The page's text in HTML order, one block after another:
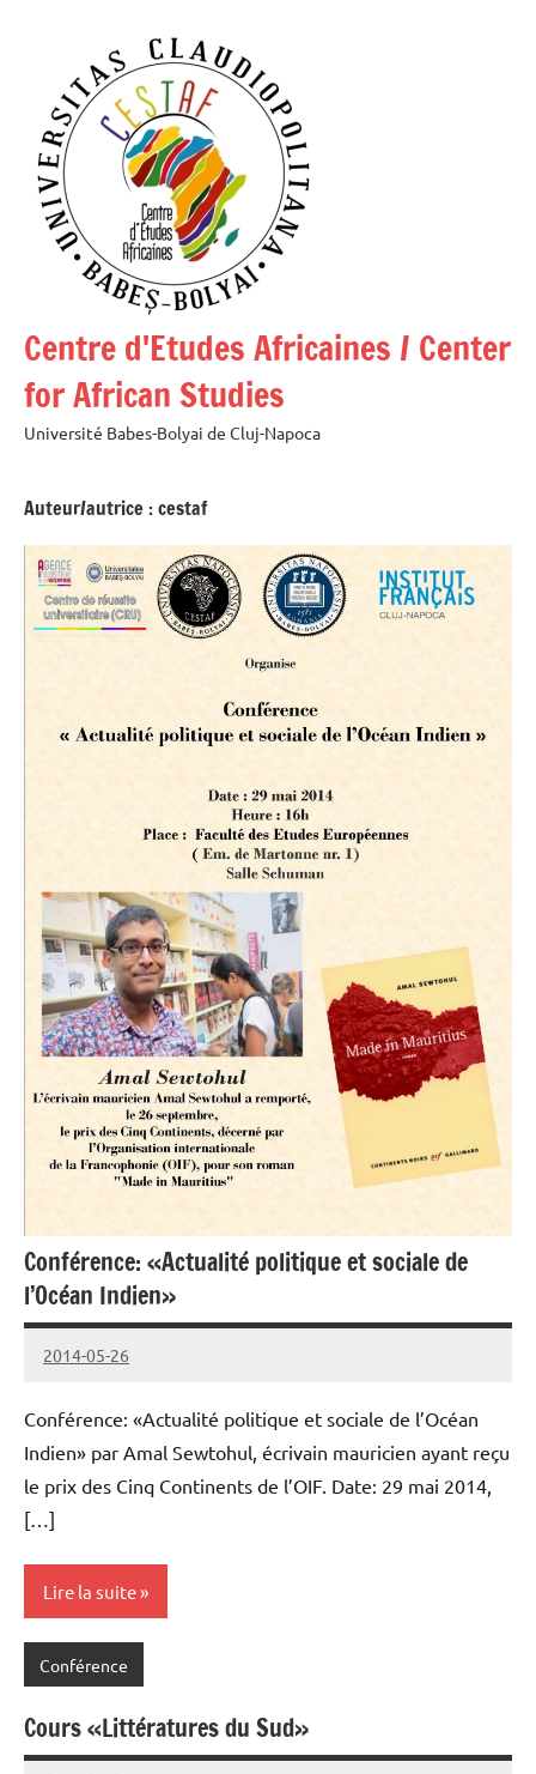
Centre d'Etudes Africaines / Center
for African Studies
Université Babes-Bolyai de Cluj-Napoca
Auteur/autrice :cestaf
Conférence: «Actualité politique et sociale de
l’Océan Indien»
2014-05-26
cestaf
Conférence: «Actualité politique et sociale de l’Océan
Indien» par Amal Sewtohul, écrivain mauricien ayant reçu
le prix des Cinq Continents de l’OIF. Date: 29 mai 2014,
[…]
Lire la suite
Conférence
Cours «Littératures du Sud»